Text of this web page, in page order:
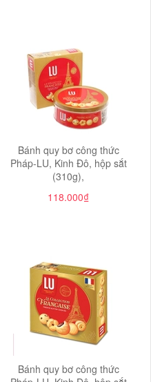
Bánh quy bơ công thức
Pháp-LU, Kinh Đô, hộp sắt
(310g),
118.000₫
Bánh quy bơ công thức